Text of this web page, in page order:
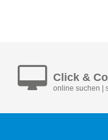
Click &
online suchen |